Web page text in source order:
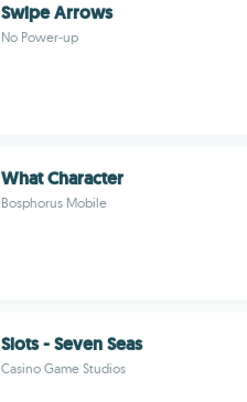
Swipe Arrows
No Power-up
What Character
Bosphorus Mobile
Slots - Seven Seas
Casino Game Studios